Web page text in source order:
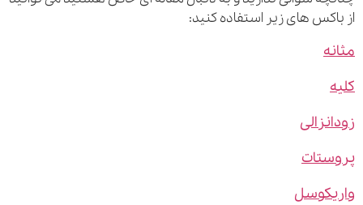
های زیر استفاده کنید: